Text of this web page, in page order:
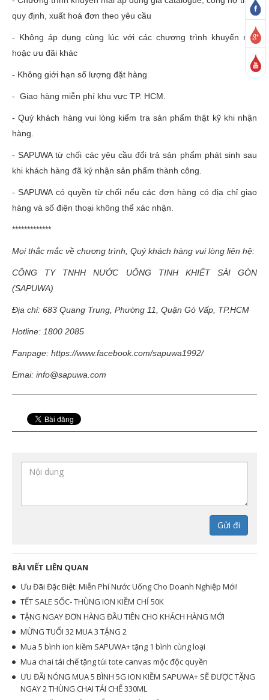
quy định, xuất hoá đơn theo yêu cầu
- Không áp dụng cùng lúc với các chương trình khuyến mãi
hoặc ưu đãi khác
- Không giới hạn số lượng đặt hàng
- Giao hàng miễn phí khu vực TP. HCM.
- Quý khách hàng vui lòng kiểm tra sản phẩm thật kỹ khi nhận
hàng.
- SAPUWA từ chối các yêu cầu đổi trả sản phẩm phát sinh sau
khi khách hàng đã ký nhận sản phẩm thành công.
- SAPUWA có quyền từ chối nếu các đơn hàng có địa chỉ giao
hàng và số điện thoại không thể xác nhận.
*************
Mọi thắc mắc về chương trình, Quý khách hàng vui lòng liên hệ:
CÔNG TY TNHH NƯỚC UỐNG TINH KHIẾT SÀI GÒN
(SAPUWA)
Địa chỉ: 683 Quang Trung, Phường 11, Quận Gò Vấp, TP.HCM
Hotline: 1800 2085
Fanpage: https://www.facebook.com/sapuwa1992/
Emai: info@sapuwa.com
Gửi đi
BÀI VIẾT LIÊN QUAN
Ưu Đãi Đặc Biệt: Miễn Phí Nước Uống Cho Doanh Nghiệp Mới!
TẾT SALE SỐC- THÙNG ION KIỀM CHỈ 50K
TẶNG NGAY ĐƠN HÀNG ĐẦU TIÊN CHO KHÁCH HÀNG MỚI
MỪNG TUỔI 32 MUA 3 TẶNG 2
Mua 5 bình ion kiềm SAPUWA+ tặng 1 bình cùng loại
Mua chai tái chế tặng túi tote canvas mộc độc quyền
ƯU ĐÃI NÓNG MUA 5 BÌNH 5G ION KIỀM SAPUWA+ SẼ ĐƯỢC TẶNG
NGAY 2 THÙNG CHAI TÁI CHẾ 330ML